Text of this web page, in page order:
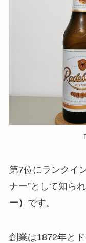
第7位にランクイ
ナー”として知ら
ー） です。
創業は1872年と